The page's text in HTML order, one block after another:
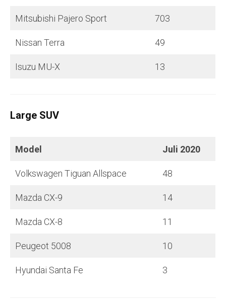
Mitsubishi Pajero Sport 703
Nissan Terra 49
Isuzu MU-X 13
Large SUV
Model Juli 2020
Volkswagen Tiguan Allspace 48
Mazda CX-9 14
Mazda CX-8 11
Peugeot 5008 10
Hyundai Santa Fe 3